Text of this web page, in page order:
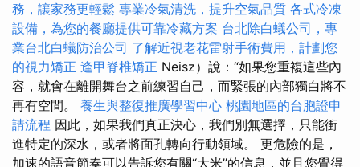
務，讓家務更輕鬆 專業冷氣清洗，提升空氣品質 各式冷凍
設備，為您的餐廳提供可靠冷藏方案 台北除白蟻公司，專
業台北白蟻防治公司 了解近視老花雷射手術費用，計劃您
的視力矯正 逢甲脊椎矯正 Neisz）說：“如果您重複這些內
容，就會在離開舞台之前練習自己，而緊張的內部獨白將不
再有空間。 養生與整復推廣學習中心 桃園地區的台胞證申
請流程 因此，如果我們真正決心，我們別無選擇，只能衝
進特定的深水，或者將面孔轉向行動領域。 更危險的是，
加速的語音節奏可以告訴您有關“大米”的信息，並且您覺得